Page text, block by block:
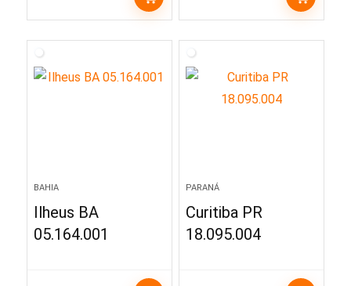
BAHIA
Ilheus BA
05.164.001
PARANÁ
Curitiba PR
18.095.004